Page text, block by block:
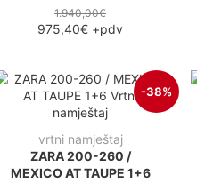
1.940,00€
975,40€ +pdv
-38%
vrtni namještaj
ZARA 200-260 /
MEXICO AT TAUPE 1+6